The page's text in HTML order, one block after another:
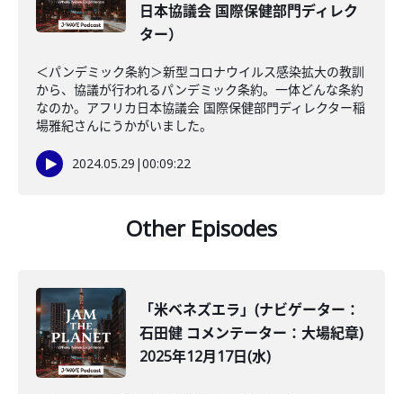
日本協議会 国際保健部門ディレク
ター）
＜パンデミック条約＞新型コロナウイルス感染拡大の教訓
から、協議が行われるパンデミック条約。一体どんな条約
なのか。アフリカ日本協議会 国際保健部門ディレクター稲
場雅紀さんにうかがいました。
2024.05.29 |00:09:22
Other Episodes
「米ベネズエラ」(ナビゲーター：
石田健 コメンテーター：大場紀章)
2025年12月17日(水)